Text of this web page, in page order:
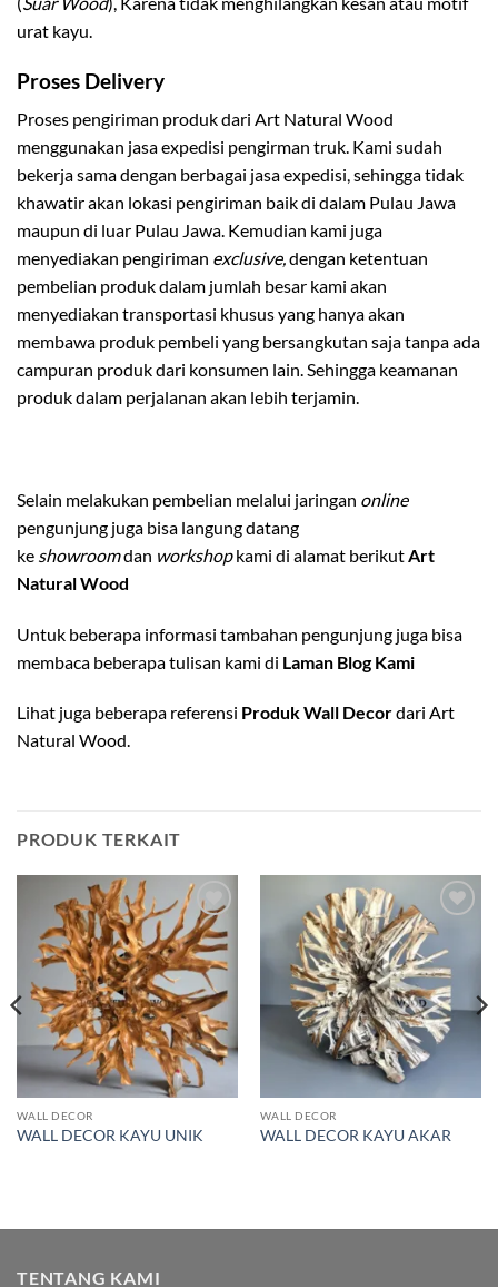
urat kayu.
Proses Delivery
Proses pengiriman produk dari Art Natural Wood
menggunakan jasa expedisi pengirman truk. Kami sudah
bekerja sama dengan berbagai jasa expedisi, sehingga tidak
khawatir akan lokasi pengiriman baik di dalam Pulau Jawa
maupun di luar Pulau Jawa. Kemudian kami juga
menyediakan pengiriman exclusive,dengan ketentuan
pembelian produk dalam jumlah besar kami akan
menyediakan transportasi khusus yang hanya akan
membawa produk pembeli yang bersangkutan saja tanpa ada
campuran produk dari konsumen lain. Sehingga keamanan
produk dalam perjalanan akan lebih terjamin.
Selain melakukan pembelian melalui jaringan online
pengunjung juga bisa langung datang
ke showroomdan workshopkami di alamat berikutArt
Natural Wood
Untuk beberapa informasi tambahan pengunjung juga bisa
membaca beberapa tulisan kami di Laman Blog Kami
Lihat juga beberapa referensi Produk Wall Decordari Art
Natural Wood.
PRODUK TERKAIT
Add to
wishlist
WALL DECOR
WALL DECOR KAYU UNIK
Add to
wishlist
WALL DECOR
WALL DECOR KAYU AKAR
TENTANG KAMI